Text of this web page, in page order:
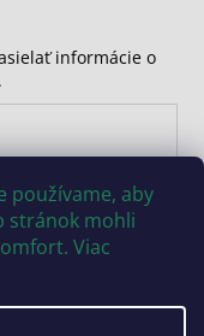
používame, aby
stránok mohli
Viac
informácie o